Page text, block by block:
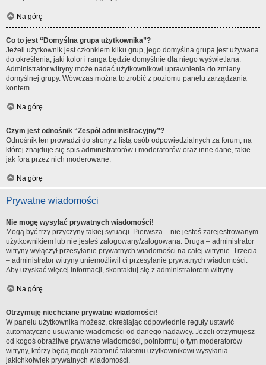
Na górę
Co to jest “Domyślna grupa użytkownika”?
Jeżeli użytkownik jest członkiem kilku grup, jego domyślna grupa jest używana
do określenia, jaki kolor i ranga będzie domyślnie dla niego wyświetlana.
Administrator witryny może nadać użytkownikowi uprawnienia do zmiany
domyślnej grupy. Wówczas można to zrobić z poziomu panelu zarządzania
kontem.
Na górę
Czym jest odnośnik “Zespół administracyjny”?
Odnośnik ten prowadzi do strony z listą osób odpowiedzialnych za forum, na
której znajduje się spis administratorów i moderatorów oraz inne dane, takie
jak fora przez nich moderowane.
Na górę
Prywatne wiadomości
Nie mogę wysyłać prywatnych wiadomości!
Mogą być trzy przyczyny takiej sytuacji. Pierwsza – nie jesteś zarejestrowanym
użytkownikiem lub nie jesteś zalogowany/zalogowana. Druga – administrator
witryny wyłączył przesyłanie prywatnych wiadomości na całej witrynie. Trzecia
– administrator witryny uniemożliwił ci przesyłanie prywatnych wiadomości.
Aby uzyskać więcej informacji, skontaktuj się z administratorem witryny.
Na górę
Otrzymuję niechciane prywatne wiadomości!
W panelu użytkownika możesz, określając odpowiednie reguły ustawić
automatyczne usuwanie wiadomości od danego nadawcy. Jeżeli otrzymujesz
od kogoś obraźliwe prywatne wiadomości, poinformuj o tym moderatorów
witryny, którzy będą mogli zabronić takiemu użytkownikowi wysyłania
jakichkolwiek prywatnych wiadomości.